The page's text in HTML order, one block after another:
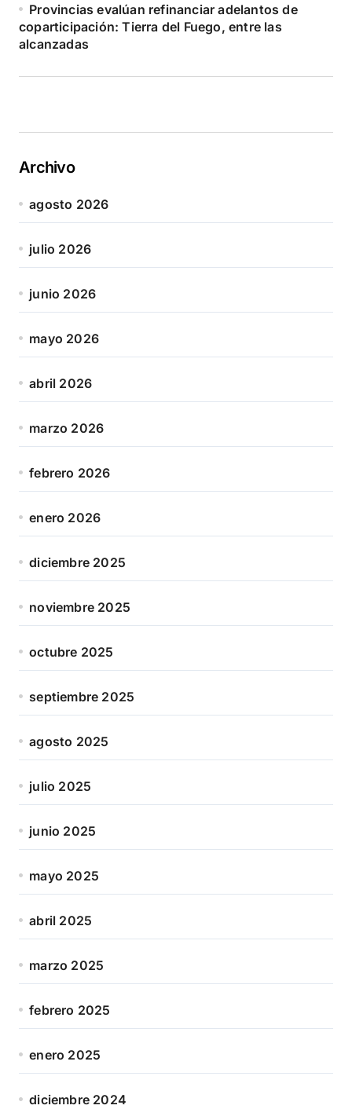
Provincias evalúan refinanciar adelantos de
coparticipación: Tierra del Fuego, entre las
alcanzadas
Archivo
agosto 2026
julio 2026
junio 2026
mayo 2026
abril 2026
marzo 2026
febrero 2026
enero 2026
diciembre 2025
noviembre 2025
octubre 2025
septiembre 2025
agosto 2025
julio 2025
junio 2025
mayo 2025
abril 2025
marzo 2025
febrero 2025
enero 2025
diciembre 2024